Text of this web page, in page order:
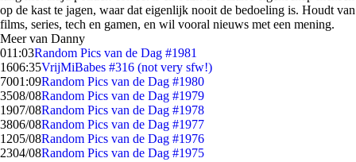
op de kast te jagen, waar dat eigenlijk nooit de bedoeling is. Houdt van
films, series, tech en gamen, en wil vooral nieuws met een mening.
Meer van Danny
011:03Random Pics van de Dag #1981
1606:35VrijMiBabes #316 (not very sfw!)
7001:09Random Pics van de Dag #1980
3508/08Random Pics van de Dag #1979
1907/08Random Pics van de Dag #1978
3806/08Random Pics van de Dag #1977
1205/08Random Pics van de Dag #1976
2304/08Random Pics van de Dag #1975